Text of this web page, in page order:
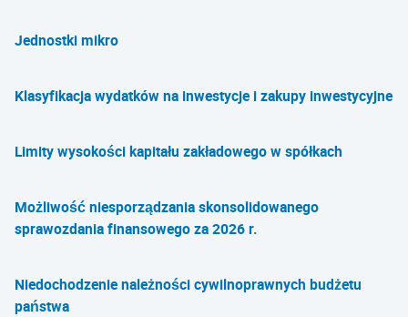
Jednostki mikro
Klasyfikacja wydatków na inwestycje i zakupy inwestycyjne
Limity wysokości kapitału zakładowego w spółkach
Możliwość niesporządzania skonsolidowanego
sprawozdania finansowego za 2026 r.
Niedochodzenie należności cywilnoprawnych budżetu
państwa